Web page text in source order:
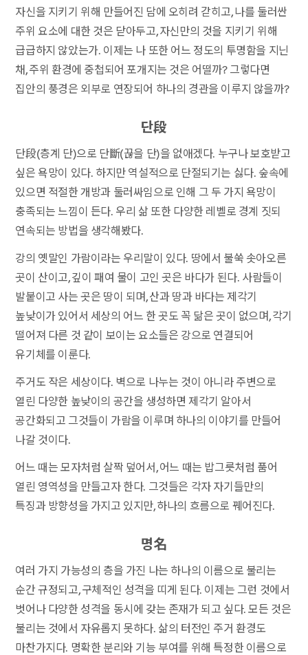
자신을 지키기 위해 만들어진 담에 오히려 갇히고, 나를 둘러싼
주위 요소에 대한 것은 닫아두고, 자신만의 것을 지키기 위해
급급하지 않았는가. 이제는 나 또한 어느 정도의 투명함을 지닌
채, 주위 환경에 중첩되어 포개지는 것은 어떨까? 그렇다면
집안의 풍경은 외부로 연장되어 하나의 경관을 이루지 않을까?
단段
단段(층계 단)으로 단斷(끊을 단)을 없애겠다. 누구나 보호받고
싶은 욕망이 있다. 하지만 역설적으로 단절되기는 싫다. 숲속에
있으면 적절한 개방과 둘러싸임으로 인해 그 두 가지 욕망이
충족되는 느낌이 든다. 우리 삶 또한 다양한 레벨로 경계 짓되
연속되는 방법을 생각해봤다.
강의 옛말인 가람이라는 우리말이 있다. 땅에서 불쑥 솟아오른
곳이 산이고, 깊이 패여 물이 고인 곳은 바다가 된다. 사람들이
발붙이고 사는 곳은 땅이 되며, 산과 땅과 바다는 제각기
높낮이가 있어서 세상의 어느 한 곳도 꼭 닮은 곳이 없으며, 각기
떨어져 다른 것 같이 보이는 요소들은 강으로 연결되어
유기체를 이룬다.
주거도 작은 세상이다. 벽으로 나누는 것이 아니라 주변으로
열린 다양한 높낮이의 공간을 생성하면 제각기 알아서
공간화되고 그것들이 가람을 이루며 하나의 이야기를 만들어
나갈 것이다.
어느 때는 모자처럼 살짝 덮어서, 어느 때는 밥그릇처럼 품어
열린 영역성을 만들고자 한다. 그것들은 각자 자기들만의
특징과 방향성을 가지고 있지만, 하나의 흐름으로 꿰어진다.
명名
여러 가지 가능성의 층을 가진 나는 하나의 이름으로 불리는
순간 규정되고, 구체적인 성격을 띠게 된다. 이제는 그런 것에서
벗어나 다양한 성격을 동시에 갖는 존재가 되고 싶다. 모든 것은
불리는 것에서 자유롭지 못하다. 삶의 터전인 주거 환경도
마찬가지다. 명확한 분리와 기능 부여를 위해 특정한 이름으로